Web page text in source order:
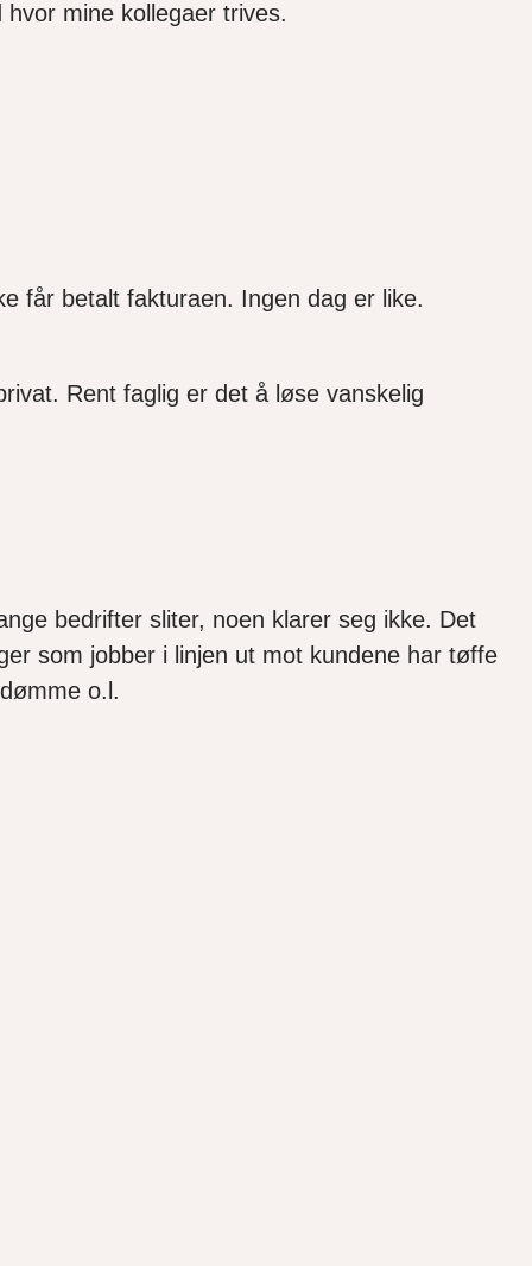
mine kollegaer trives.
får betalt fakturaen. Ingen dag er like.
Rent faglig er det å løse vanskelig
bedrifter sliter, noen klarer seg ikke. Det
som jobber i linjen ut mot kundene har tøffe
o.l.